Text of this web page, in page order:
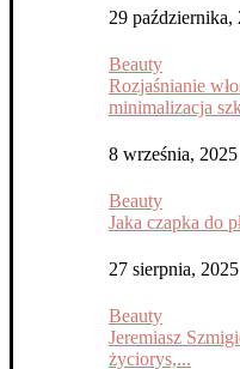
29 października,
Beauty
Rozjaśnianie
minimalizacja
8 września, 2025
Beauty
Jaka czapka do
27 sierpnia, 2025
Beauty
Jeremiasz
życiorys,...